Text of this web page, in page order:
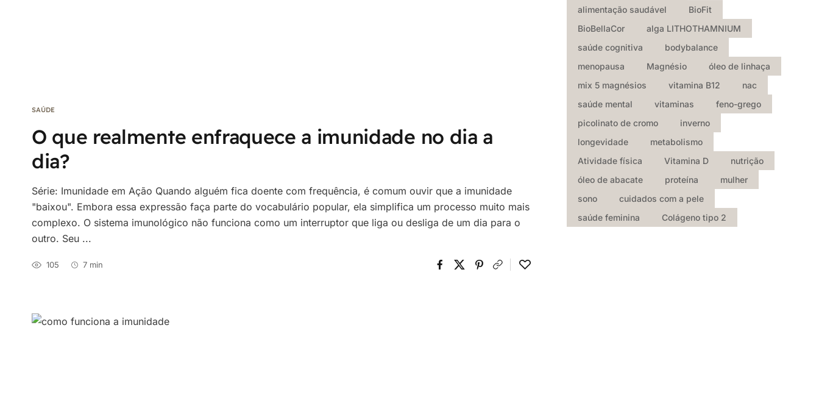
SAÚDE
O que realmente enfraquece a imunidade no dia a
dia?
Série: Imunidade em Ação Quando alguém fica doente com frequência, é comum ouvir que a imunidade
"baixou". Embora essa expressão faça parte do vocabulário popular, ela simplifica um processo muito mais
complexo. O sistema imunológico não funciona como um interruptor que liga ou desliga de um dia para o
outro. Seu ...
105 7 min
alimentação saudável
BioFit
BioBellaCor
alga LITHOTHAMNIUM
saúde cognitiva
bodybalance
menopausa
Magnésio
óleo de linhaça
mix 5 magnésios
vitamina B12
nac
saúde mental
vitaminas
feno-grego
picolinato de cromo
inverno
longevidade
metabolismo
Atividade física
Vitamina D
nutrição
óleo de abacate
proteína
mulher
sono
cuidados com a pele
saúde feminina
Colágeno tipo 2